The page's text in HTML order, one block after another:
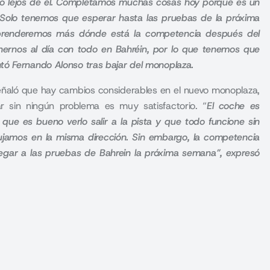
Solo tenemos que esperar hasta las pruebas de la próxima
más dónde está la competencia después del
al día con todo en Bahréin, por lo que tenemos que
Fernando Alonso tras bajar del monoplaza.
que hay cambios considerables en el nuevo monoplaza,
ningún problema es muy satisfactorio. “El coche es
es bueno verlo salir a la pista y que todo funcione sin
en la misma dirección. Sin embargo, la competencia
a las pruebas de Bahrein la próxima semana”, expresó